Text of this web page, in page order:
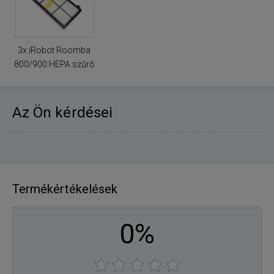
3x iRobot Roomba
800/900 HEPA szűrő
Az Ön kérdései
Termékértékelések
0%